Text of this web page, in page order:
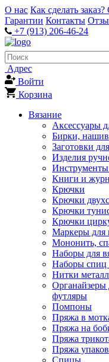
О нас Как сделать заказ?
Гарантии Контакты
+7 (913) 206-46-24
Адрес
Войти
Корзина
Вязание
Аксессуары
Бирки,
Заготовки
Изделия
Книги и
Крючки
Крючки
Крючки
Крючки
Маркеры для
Мононить,
Наборы для
Наборы спиц
Нитки
Органайзеры
футляры
Помпоны
Пряжа в
Пряжа на
Пряжа
Пряжа
Спицы